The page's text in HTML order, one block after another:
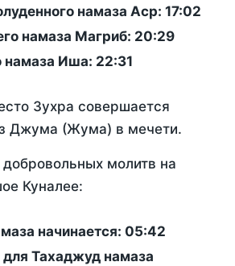
намаза Аср: 17:02
намаза Магриб: 20:29
намаза Иша: 22:31
Зухра совершается
Джума (Жума) в мечети.
молитв на
Куналее:
начинается: 05:42
Тахаджуд намаза